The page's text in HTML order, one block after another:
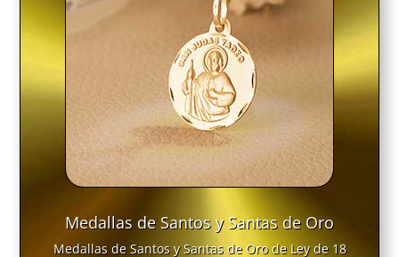
Medallas de Santos y Santas de Oro
Medallas de Santos y Santas de Oro de Ley de 18